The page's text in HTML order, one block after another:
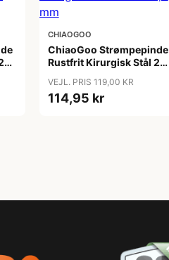
CHIAOGOO
ChiaoGoo Strømpepinde
Rustfrit Kirurgisk Stål 20
VEJL. PRIS 119,00 KR
114,95 kr